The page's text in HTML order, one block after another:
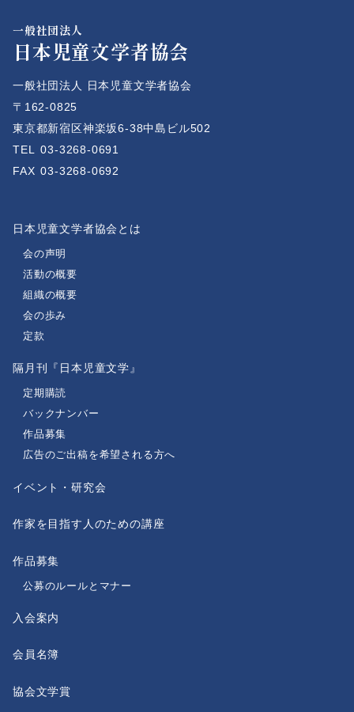
一般社団法人
日本児童文学者協会
一般社団法人 日本児童文学者協会
〒162-0825
東京都新宿区神楽坂6-38中島ビル502
TEL
03-3268-0691
FAX 03-3268-0692
日本児童文学者協会とは
会の声明
活動の概要
組織の概要
会の歩み
定款
隔月刊『日本児童文学』
定期購読
バックナンバー
作品募集
広告のご出稿を希望される方へ
イベント・研究会
作家を目指す人のための講座
作品募集
公募のルールとマナー
入会案内
会員名簿
協会文学賞